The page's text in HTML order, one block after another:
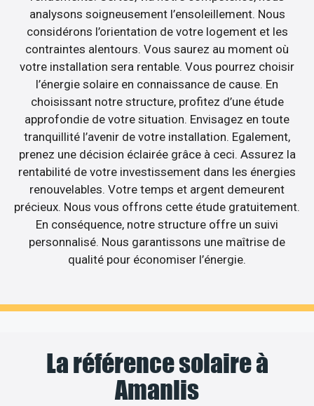
analysons soigneusement l’ensoleillement. Nous
considérons l’orientation de votre logement et les
contraintes alentours. Vous saurez au moment où
votre installation sera rentable. Vous pourrez choisir
l’énergie solaire en connaissance de cause. En
choisissant notre structure, profitez d’une étude
approfondie de votre situation. Envisagez en toute
tranquillité l’avenir de votre installation. Egalement,
prenez une décision éclairée grâce à ceci. Assurez la
rentabilité de votre investissement dans les énergies
renouvelables. Votre temps et argent demeurent
précieux. Nous vous offrons cette étude gratuitement.
En conséquence, notre structure offre un suivi
personnalisé. Nous garantissons une maîtrise de
qualité pour économiser l’énergie.
La référence solaire à
Amanlis